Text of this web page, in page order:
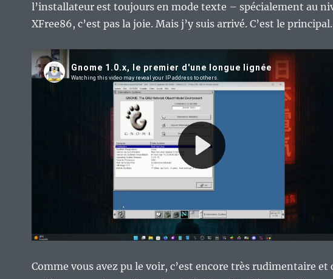
l’installateur est toujours en mode texte – spécialement au
XFree86, c’est pas la joie. Mais j’y suis arrivé. C’est le principal.
Comme vous avez pu le voir, c’est encore très rudimentaire et